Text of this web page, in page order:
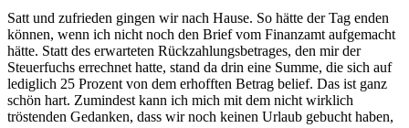
Satt und zufrieden gingen wir nach Hause. So hätte der Tag enden
können, wenn ich nicht noch den Brief vom Finanzamt aufgemacht
hätte. Statt des erwarteten Rückzahlungsbetrages, den mir der
Steuerfuchs errechnet hatte, stand da drin eine Summe, die sich auf
lediglich 25 Prozent von dem erhofften Betrag belief. Das ist ganz
schön hart. Zumindest kann ich mich mit dem nicht wirklich
tröstenden Gedanken, dass wir noch keinen Urlaub gebucht haben,